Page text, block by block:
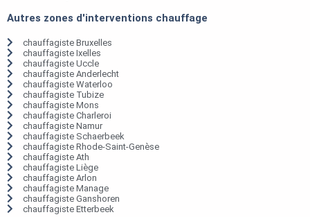
Autres zones d'interventions chauffage
chauffagiste Bruxelles
chauffagiste Ixelles
chauffagiste Uccle
chauffagiste Anderlecht
chauffagiste Waterloo
chauffagiste Tubize
chauffagiste Mons
chauffagiste Charleroi
chauffagiste Namur
chauffagiste Schaerbeek
chauffagiste Rhode-Saint-Genèse
chauffagiste Ath
chauffagiste Liège
chauffagiste Arlon
chauffagiste Manage
chauffagiste Ganshoren
chauffagiste Etterbeek